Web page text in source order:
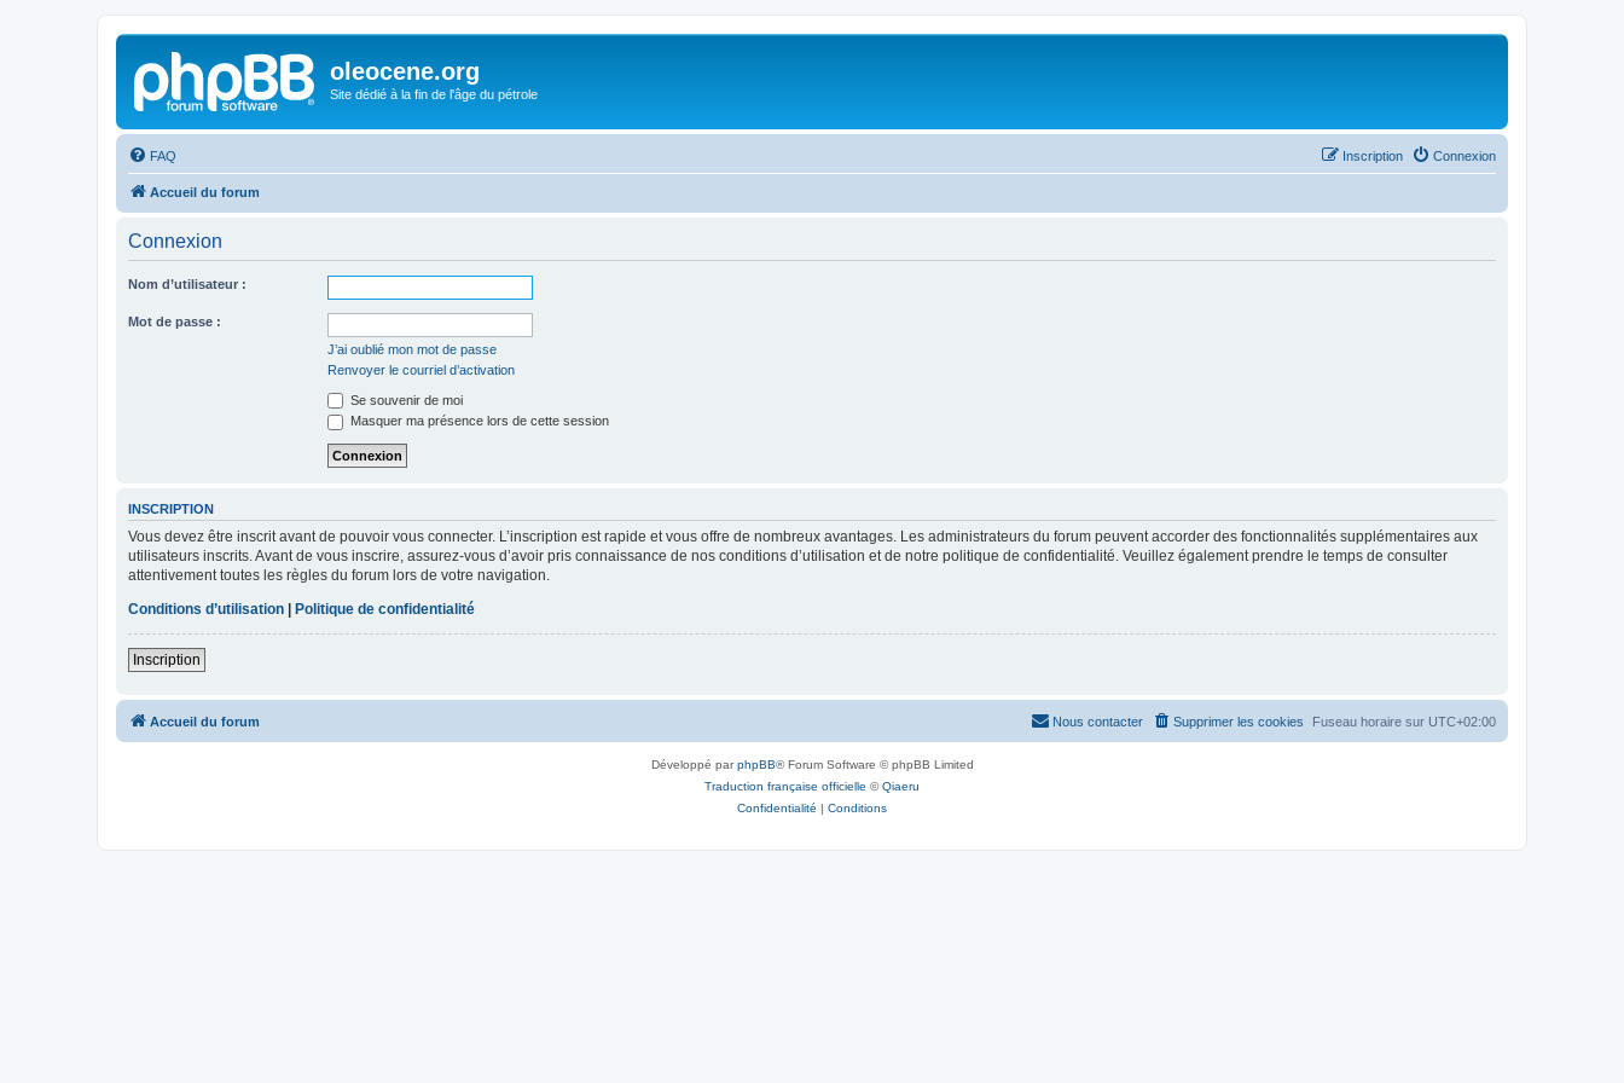
oleocene.org
Site dédié à la fin de l'âge du pétrole
FAQ Connexion
Inscription
Accueil du forum
Connexion
Nom d’utilisateur :
Mot de passe :
J’ai oublié mon mot de passe
Renvoyer le courriel d’activation
Se souvenir de moi
Masquer ma présence lors de cette session
INSCRIPTION
Vous devez être inscrit avant de pouvoir vous connecter. L’inscription est rapide et vous offre de nombreux avantages. Les administrateurs du forum peuvent accorder des fonctionnalités supplémentaires aux
utilisateurs inscrits. Avant de vous inscrire, assurez-vous d’avoir pris connaissance de nos conditions d’utilisation et de notre politique de confidentialité. Veuillez également prendre le temps de consulter
attentivement toutes les règles du forum lors de votre navigation.
Conditions d’utilisation
Politique de confidentialité
Inscription
Accueil du forum Fuseau horaire sur UTC+02:00
Supprimer les cookies
Nous contacter
Développé parphpBB® Forum Software © phpBB Limited
Traduction française officielle ©Qiaeru
Confidentialité | Conditions